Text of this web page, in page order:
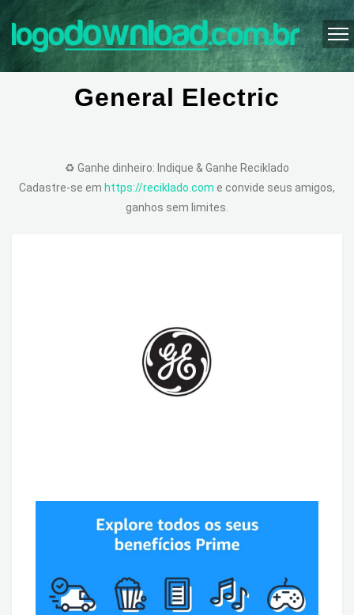
General Electric
♻️ Ganhe dinheiro: Indique & Ganhe Reciklado
Cadastre-se em https://reciklado.com e convide seus amigos,
ganhos sem limites.